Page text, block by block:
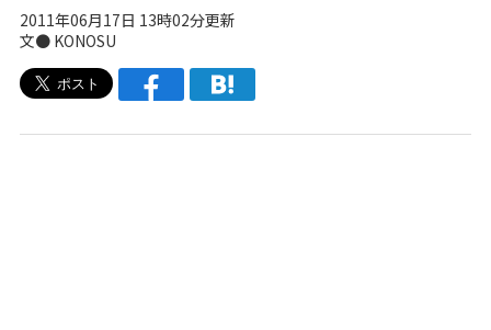
2011年06月17日 13時02分更新
文● KONOSU